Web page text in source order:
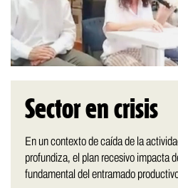
Sector en crisis
En un contexto de caída de la
profundiza, el plan recesivo impacta
fundamental del entramado